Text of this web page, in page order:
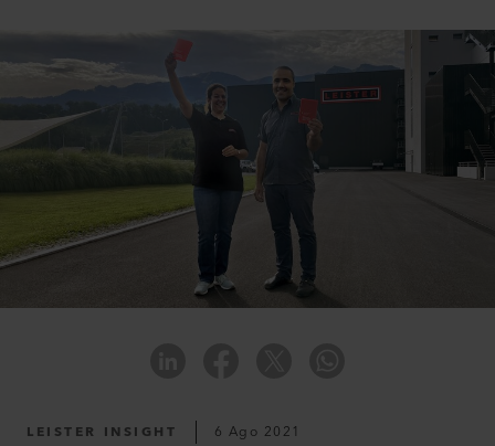
LEISTER INSIGHT 6 Ago 2021